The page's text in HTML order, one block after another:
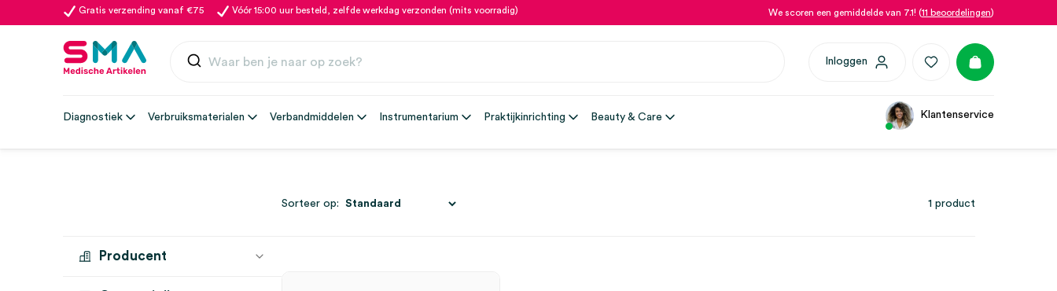
Gratis verzending vanaf €75 Vóór 15:00 uur besteld, zelfde werkdag verzonden (mits voorradig) We scoren een gemiddelde van 7.1! (11 beoordelingen)
Inloggen
Diagnostiek Verbruiksmaterialen Verbandmiddelen Instrumentarium Praktijkinrichting Beauty & Care Klantenservice
Producent
1 product
Sorteer op: